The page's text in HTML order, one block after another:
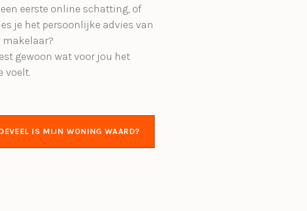
eerste online schatting, of
je het persoonlijke advies van
makelaar?
gewoon wat voor jou het
voelt.
IS MIJN WONING WAARD?